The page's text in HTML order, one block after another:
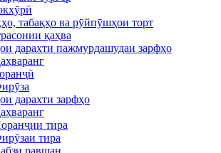
табақҳо ва рӯйпӯшҳои торт
қаҳва
дарахти пажмурдашудаи зарфҳо
дарахти зарфҳо
тира
тира
равшан